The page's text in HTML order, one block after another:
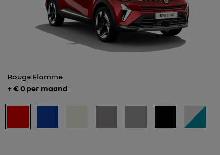
Rouge Flamme
+ €0 per maand